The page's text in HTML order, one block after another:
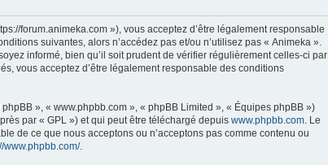
forum.animeka.com »), vous acceptez d’être légalement responsable
suivantes, alors n’accédez pas et/ou n’utilisez pas « Animeka ».
informé, bien qu’il soit prudent de vérifier régulièrement celles-ci par
vous acceptez d’être légalement responsable des conditions
», « www.phpbb.com », « phpBB Limited », « Équipes phpBB »)
par « GPL ») et qui peut être téléchargé depuis www.phpbb.com . Le
de ce que nous acceptons ou n’acceptons pas comme contenu ou
www.phpbb.com/.